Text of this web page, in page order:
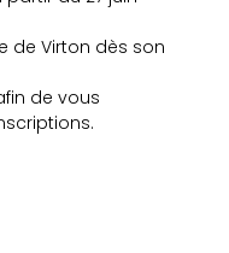
de Virton dès son
de vous